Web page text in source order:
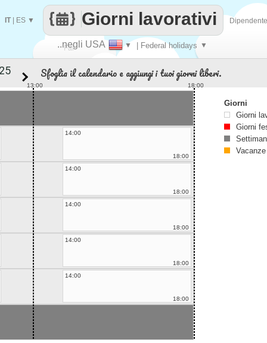
Fai
..negli USA ▼ | Federal holidays ▼
Giorni lavorativi
IT| ES ▼
Sfoglia il calendario e aggiungi i tuoi giorni liberi.
13:00 18:00
14:00
18:00
14:00
18:00
14:00
18:00
14:00
18:00
14:00
18:00
Giorni
Giorni
Giorni
Vacanze